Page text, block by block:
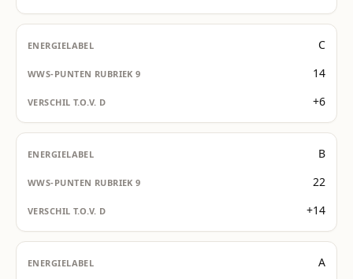
C
14
+6
B
22
+14
A